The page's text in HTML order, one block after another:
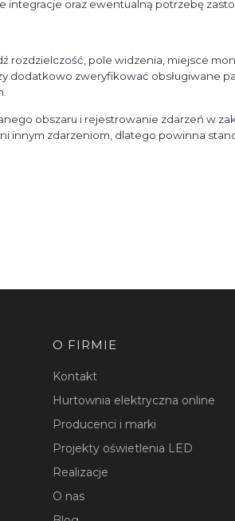
integracje oraz ewentualną potrzebę
rozdzielczość, pole widzenia, miejsce
dodatkowo zweryfikować obsługiwane
obszaru i rejestrowanie zdarzeń w
innym zdarzeniom, dlatego powinna
O FIRMIE
Kontakt
Hurtownia elektryczna online
Producenci i marki
Projekty oświetlenia LED
Realizacje
O nas